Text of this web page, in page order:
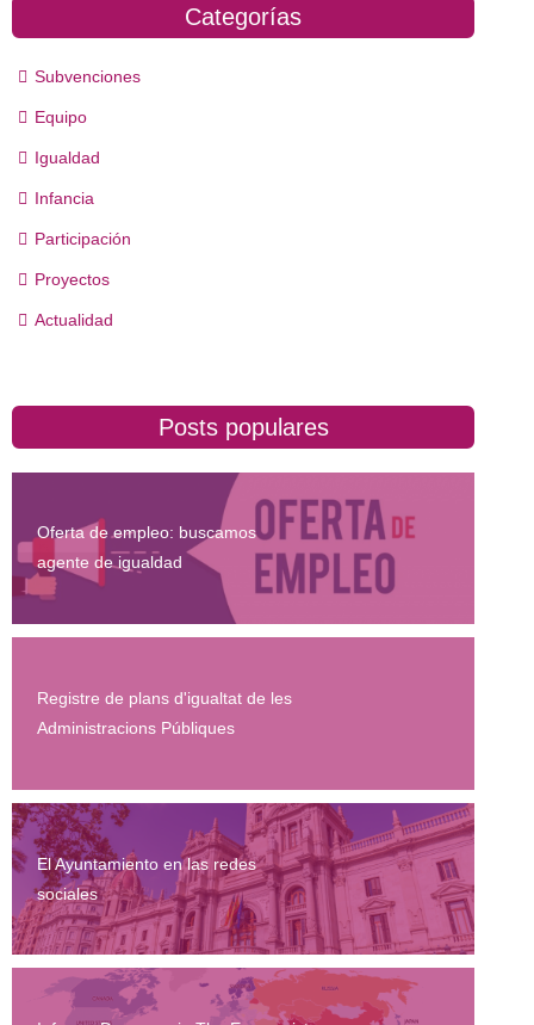
Categorías
Subvenciones
Equipo
Igualdad
Infancia
Participación
Proyectos
Actualidad
Posts populares
Oferta de empleo: buscamos
agente de igualdad
Registre de plans d'igualtat de les
Administracions Públiques
El Ayuntamiento en las redes
sociales